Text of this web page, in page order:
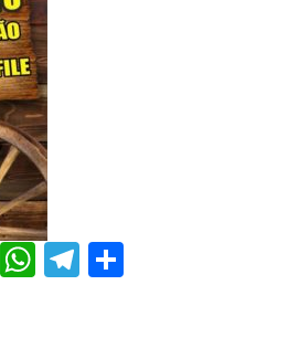
Facebook
WhatsApp
Telegram